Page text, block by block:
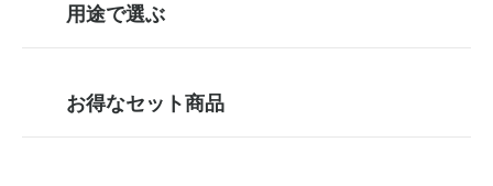
用途で選ぶ
お得なセット商品